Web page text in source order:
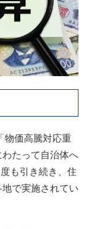
物価高騰対応重
たって自治体へ
も引き続き、住
で実施されてい